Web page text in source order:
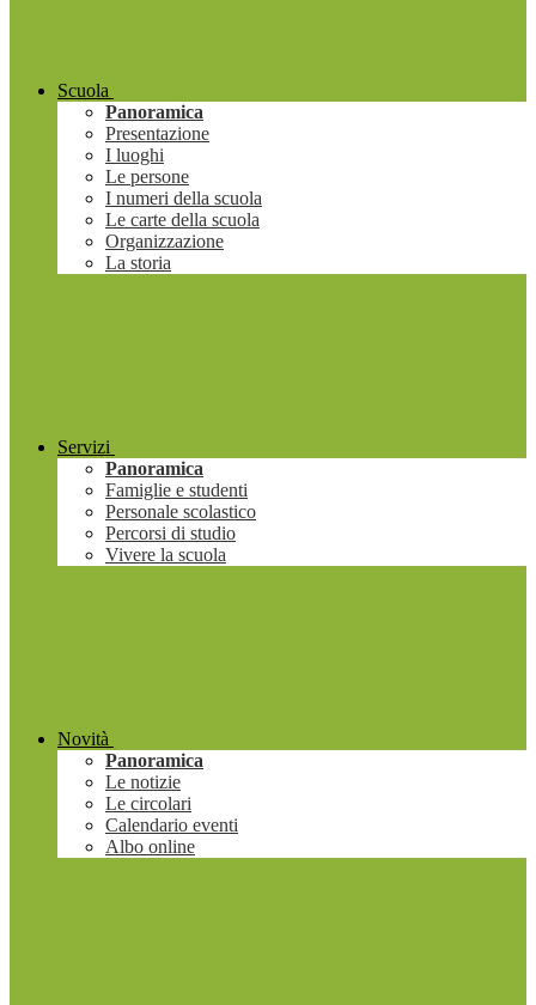
Scuola
Panoramica
Presentazione
I luoghi
Le persone
I numeri della scuola
Le carte della scuola
Organizzazione
La storia
Servizi
Panoramica
Famiglie e studenti
Personale scolastico
Percorsi di studio
Vivere la scuola
Novità
Panoramica
Le notizie
Le circolari
Calendario eventi
Albo online